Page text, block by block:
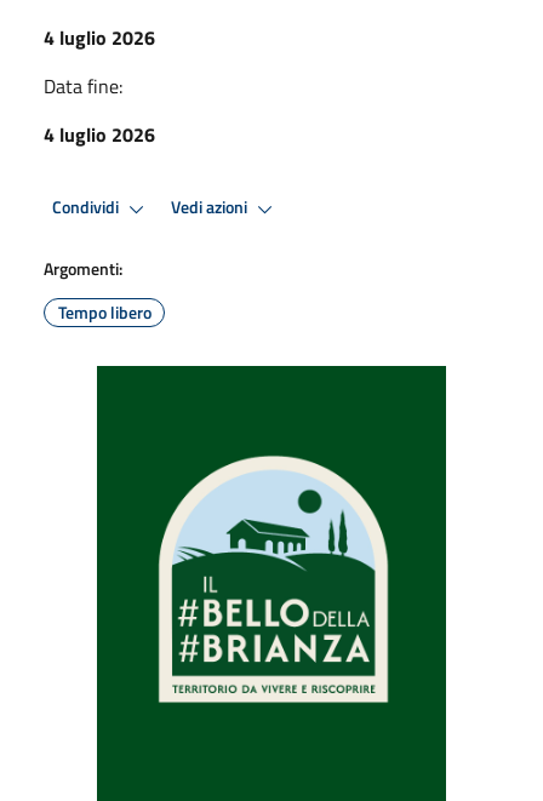
4 luglio 2026
Data fine:
4 luglio 2026
Condividi Vedi azioni
Argomenti:
Tempo libero